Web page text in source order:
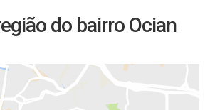
do bairro Ocian